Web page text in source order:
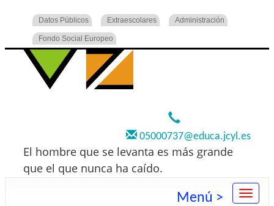
Datos Públicos Extraescolares Administración
Fondo Social Europeo
05000737@educa.jcyl.es
El hombre que se levanta es más grande
que el que nunca ha caído.
Menú >